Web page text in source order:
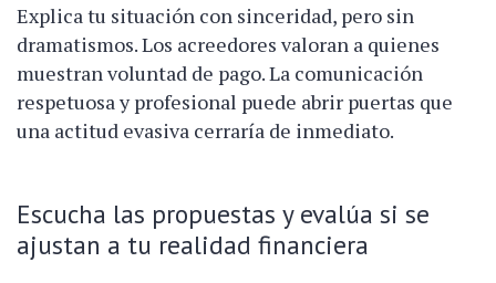
Explica tu situación con sinceridad, pero sin
dramatismos. Los acreedores valoran a quienes
muestran voluntad de pago. La comunicación
respetuosa y profesional puede abrir puertas que
una actitud evasiva cerraría de inmediato.
Escucha las propuestas y evalúa si se
ajustan a tu realidad financiera